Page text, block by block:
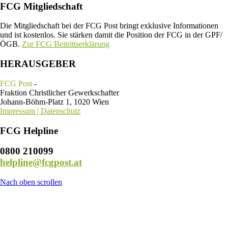
FCG Mitgliedschaft
Die Mitgliedschaft bei der FCG Post bringt exklusive Informationen
und ist kostenlos. Sie stärken damit die Position der FCG in der GPF/
ÖGB. Zur FCG Beitrittserklärung
HERAUSGEBER
FCG Post -
Fraktion Christlicher Gewerkschafter
Johann-Böhm-Platz 1, 1020 Wien
Impressum | Datenschutz
FCG Helpline
0800 210099
helpline@fcgpost.at
Nach oben scrollen